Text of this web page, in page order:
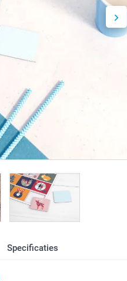
Specificaties